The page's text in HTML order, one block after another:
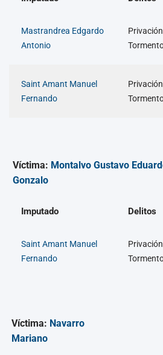
Mastrandrea Edgardo
Antonio
Saint Amant Manuel
Fernando
Víctima: Montalvo Gustavo
Gonzalo
Imputado Delitos
Saint Amant Manuel
Fernando
Víctima: Navarro
Mariano